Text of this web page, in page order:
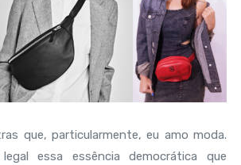
que, particularmente, eu amo moda.
essa essência democrática que